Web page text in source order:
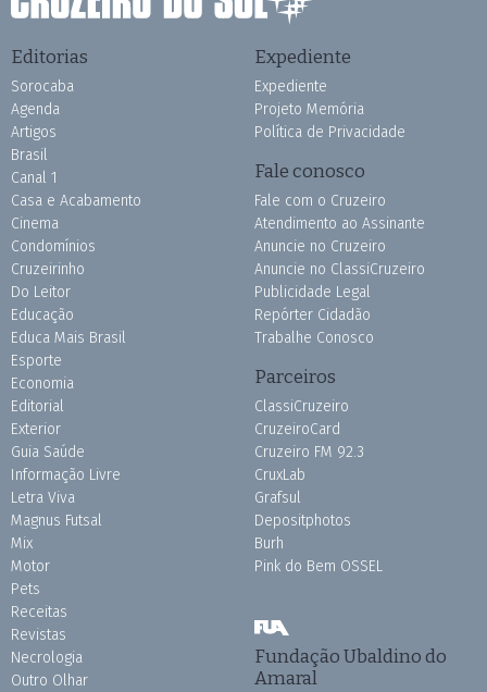
Editorias
Sorocaba
Agenda
Artigos
Brasil
Canal 1
Casa e Acabamento
Cinema
Condomínios
Cruzeirinho
Do Leitor
Educação
Educa Mais Brasil
Esporte
Economia
Editorial
Exterior
Guia Saúde
Informação Livre
Letra Viva
Magnus Futsal
Mix
Motor
Pets
Receitas
Revistas
Necrologia
Outro Olhar
Expediente
Expediente
Projeto Memória
Política de Privacidade
Fale conosco
Fale com o Cruzeiro
Atendimento ao Assinante
Anuncie no Cruzeiro
Anuncie no ClassiCruzeiro
Publicidade Legal
Repórter Cidadão
Trabalhe Conosco
Parceiros
ClassiCruzeiro
CruzeiroCard
Cruzeiro FM 92.3
CruxLab
Grafsul
Depositphotos
Burh
Pink do Bem OSSEL
Fundação Ubaldino do
Amaral